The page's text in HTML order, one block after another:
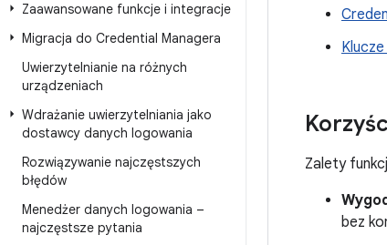
Zaawansowane funkcje i integracje
Migracja do Credential Managera
Uwierzytelnianie na różnych
urządzeniach
Wdrażanie uwierzytelniania jako
dostawcy danych logowania
Rozwiązywanie najczęstszych
błędów
Menedżer danych logowania –
najczęstsze pytania
Zalety
bez